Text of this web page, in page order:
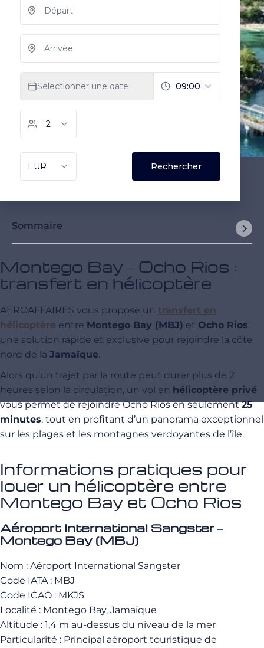
Sommaire
Montego Bay – Ocho Rios :
transfert en hélicoptère
AEROAFFAIRES vous propose un transfert en
hélicoptère entre Montego Bay (MBJ) et Ocho Rios,
une solution rapide et exclusive pour rejoindre la côte
nord de la Jamaïque.
Alors qu’un trajet par la route peut durer plus de 2
heures selon la circulation, un vol en hélicoptère privé
vous permet de rejoindre Ocho Rios en seulement25
minutes, tout en profitant d’un panorama exceptionnel
sur les plages et les montagnes verdoyantes de l’île.
Informations pratiques pour
louer un hélicoptère entre
Montego Bay et Ocho Rios
Aéroport International Sangster –
Montego Bay (MBJ)
Nom : Aéroport International Sangster
Code IATA : MBJ
Code ICAO : MKJS
Localité : Montego Bay, Jamaïque
Altitude : 1,4 m au-dessus du niveau de la mer
Particularité : Principal aéroport touristique de